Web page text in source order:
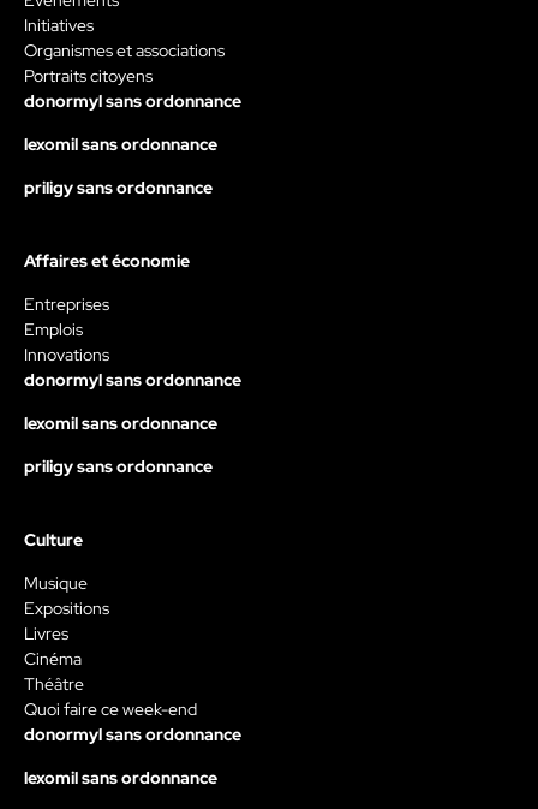
Initiatives
Organismes et associations
Portraits citoyens
donormyl sans ordonnance
lexomil sans ordonnance
priligy sans ordonnance
Affaires et économie
Entreprises
Emplois
Innovations
donormyl sans ordonnance
lexomil sans ordonnance
priligy sans ordonnance
Culture
Musique
Expositions
Livres
Cinéma
Théâtre
Quoi faire ce week-end
donormyl sans ordonnance
lexomil sans ordonnance